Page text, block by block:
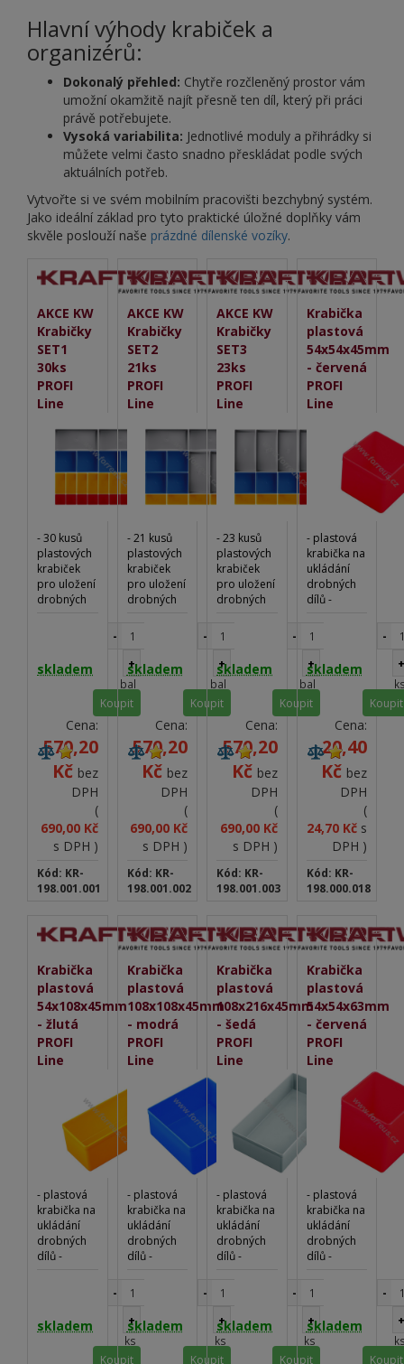
Hlavní výhody krabiček a
organizérů:
Dokonalý přehled: Chytře rozčleněný prostor vám
umožní okamžitě najít přesně ten díl, který při práci
právě potřebujete.
Vysoká variabilita: Jednotlivé moduly a přihrádky si
můžete velmi často snadno přeskládat podle svých
aktuálních potřeb.
Vytvořte si ve svém mobilním pracovišti bezchybný systém.
Jako ideální základ pro tyto praktické úložné doplňky vám
skvěle poslouží naše prázdné dílenské vozíky.
AKCE KW
Krabičky
SET1
30ks
PROFI
Line
- 30 kusů
plastových
krabiček
pro uložení
drobných
vozíků &
stěn
KRAFTWERK
skladem
-
+
bal
Koupit
Cena:
570,20
Kč bez
DPH
(
690,00 Kč
s DPH )
Kód: KR-
198.001.001
AKCE KW
Krabičky
SET2
21ks
PROFI
Line
- 21 kusů
plastových
krabiček
pro uložení
drobných
vhodné do
dílenských
vozíků &
stěn
KRAFTWERK
skladem
-
+
bal
Koupit
Cena:
570,20
Kč bez
DPH
(
690,00 Kč
s DPH )
Kód: KR-
198.001.002
AKCE KW
Krabičky
SET3
23ks
PROFI
Line
- 23 kusů
plastových
krabiček
pro uložení
drobných
vhodné do
dílenských
vozíků &
stěn
KRAFTWERK
skladem
-
+
bal
Koupit
Cena:
570,20
Kč bez
DPH
(
690,00 Kč
s DPH )
Kód: KR-
198.001.003
Krabička
plastová
54x54x45mm
- červená
PROFI
Line
- plastová
krabička na
ukládání
drobných
dílů -
dílenských
vozíků
KRAFTWERK
skladem
-
+
Koupit
Cena:
20,40
Kč bez
DPH
(
24,70 Kč s
DPH )
Kód: KR-
198.000.018
Krabička
plastová
54x108x45mm
- žlutá
PROFI
Line
- plastová
krabička na
ukládání
drobných
dílů -
KRAFTWERK
skladem
-
+
ks
Koupit
Krabička
plastová
108x108x45mm
- modrá
PROFI
Line
- plastová
krabička na
ukládání
drobných
dílů -
dílenských
vozíků
KRAFTWERK
skladem
-
+
ks
Koupit
Krabička
plastová
108x216x45mm
- šedá
PROFI
Line
- plastová
krabička na
ukládání
drobných
dílů -
dílenských
vozíků
KRAFTWERK
skladem
-
+
ks
Koupit
Krabička
plastová
54x54x63mm
- červená
PROFI
Line
- plastová
krabička na
ukládání
drobných
dílů -
dílenských
vozíků
KRAFTWERK
skladem
-
+
Koupit